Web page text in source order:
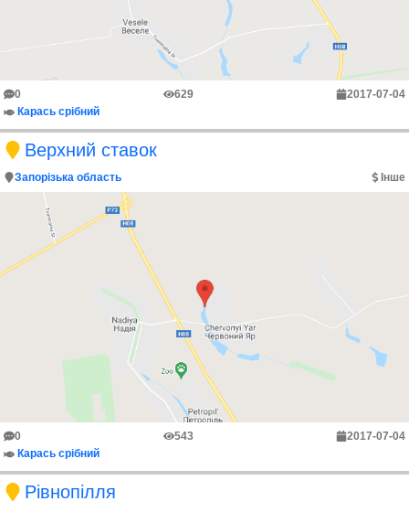
0 629
2017-07-04
Карась срібний
Верхний ставок
Запорізька область Інше
0 543
2017-07-04
Карась срібний
Рівнопілля